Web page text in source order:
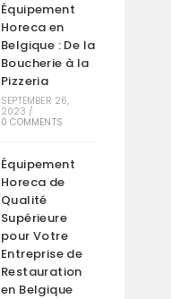
Équipement
Horeca en
Belgique : De la
Boucherie à la
Pizzeria
SEPTEMBER 26,
2023 /
0 COMMENTS
Équipement
Horeca de
Qualité
Supérieure
pour Votre
Entreprise de
Restauration
en Belgique